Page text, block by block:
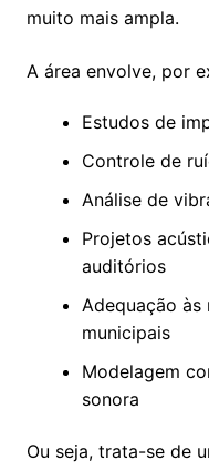
muito mais ampla.
A área envolve, por
Estudos de
Controle de
Análise de
Projetos
auditórios
Adequação às
municipais
Modelagem
sonora
Ou seja, trata-se de